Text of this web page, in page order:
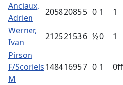
Anciaux,
Adrien
205820855 0 1 1
Werner,
Ivan
212521536 ½0 1
Pirson
F/Scoriels
M
148416957 0 1 0ff